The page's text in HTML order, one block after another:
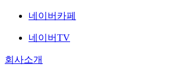
네이버카페
네이버TV
회사소개